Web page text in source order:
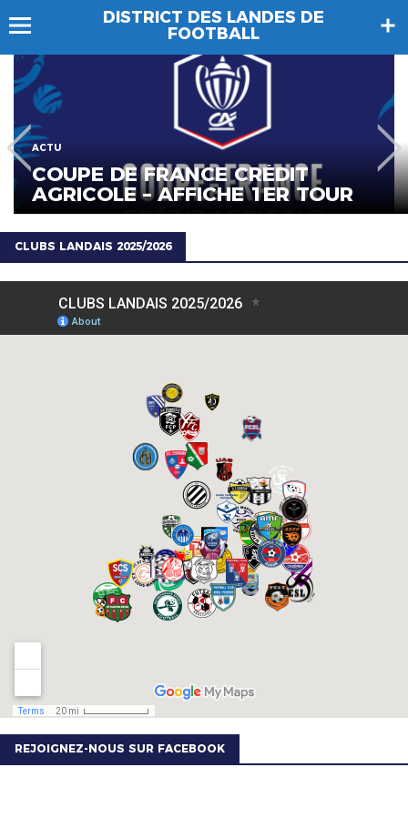
DISTRICT DES LANDES DE
FOOTBALL
ACTU
COUPE DE FRANCE CRÉDIT
AGRICOLE – AFFICHE 1ER TOUR
CLUBS LANDAIS 2025/2026
REJOIGNEZ-NOUS SUR FACEBOOK